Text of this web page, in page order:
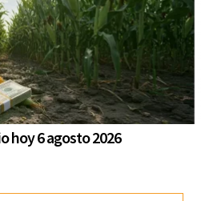
hoy 6 agosto 2026